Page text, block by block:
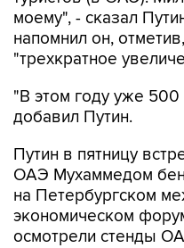
моему", - сказал
напомнил он,
"трехкратное
"В этом году уже 500
добавил Путин.
Путин в пятницу
ОАЭ Мухаммедом
на Петербургском
экономическом
осмотрели стенды